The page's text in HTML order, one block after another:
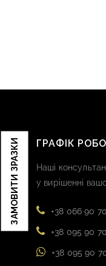
ЗАМОВИТИ ЗРАЗКИ ГРАФІК
Наші
у вирішенні
+38 066 90
+38 095 90
+38 095 90